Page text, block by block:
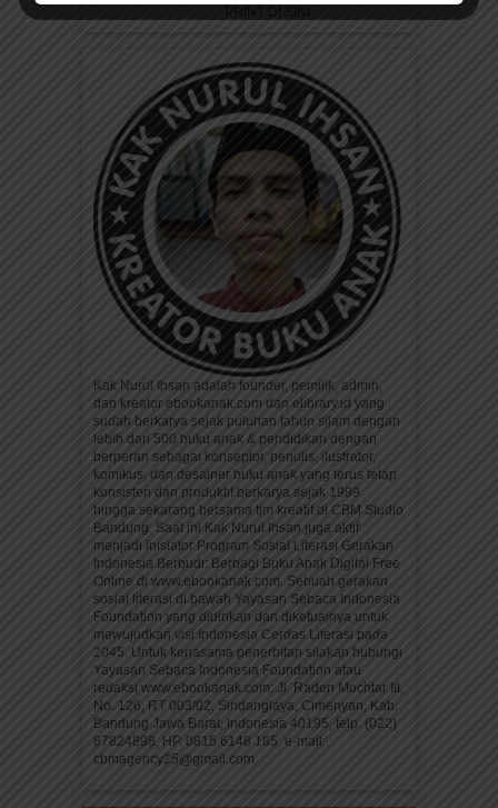
Kak Nurul Ihsan adalah founder, pemilik, admin,
dan kreator ebookanak.com dan elibrary.id yang
sudah berkarya sejak puluhan tahun silam dengan
lebih dari 500 buku anak & pendidikan dengan
berperan sebagai konseptor, penulis, ilustrator,
komikus, dan desainer buku anak yang terus tetap
konsisten dan produktif berkarya sejak 1999
hingga sekarang bersama tim kreatif di CBM Studio
Bandung. Saat ini Kak Nurul Ihsan juga aktif
menjadi inisiator Program Sosial Literasi Gerakan
Indonesia Berbudi: Berbagi Buku Anak Digital Free
Online di www.ebookanak.com. Sebuah gerakan
sosial literasi di bawah Yayasan Sebaca Indonesia
Foundation yang didirikan dan diketuainya untuk
mewujudkan visi Indonesia Cerdas Literasi pada
2045. Untuk kerjasama penerbitan silakan hubungi
Yayasan Sebaca Indonesia Foundation atau
redaksi www.ebookanak.com: Jl. Raden Mochtar III,
No. 126, RT 003/02, Sindanglaya, Cimenyan, Kab.
Bandung Jawa Barat, Indonesia 40195, telp. (022)
87824898, HP. 0815 6148 165. e-mail:
cbmagency25@gmail.com